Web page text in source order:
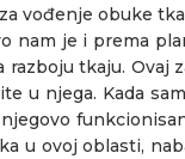
vođenje obuke
nam je i prema
tkaju. Ovaj
u njega. Kada
u ovoj oblasti,